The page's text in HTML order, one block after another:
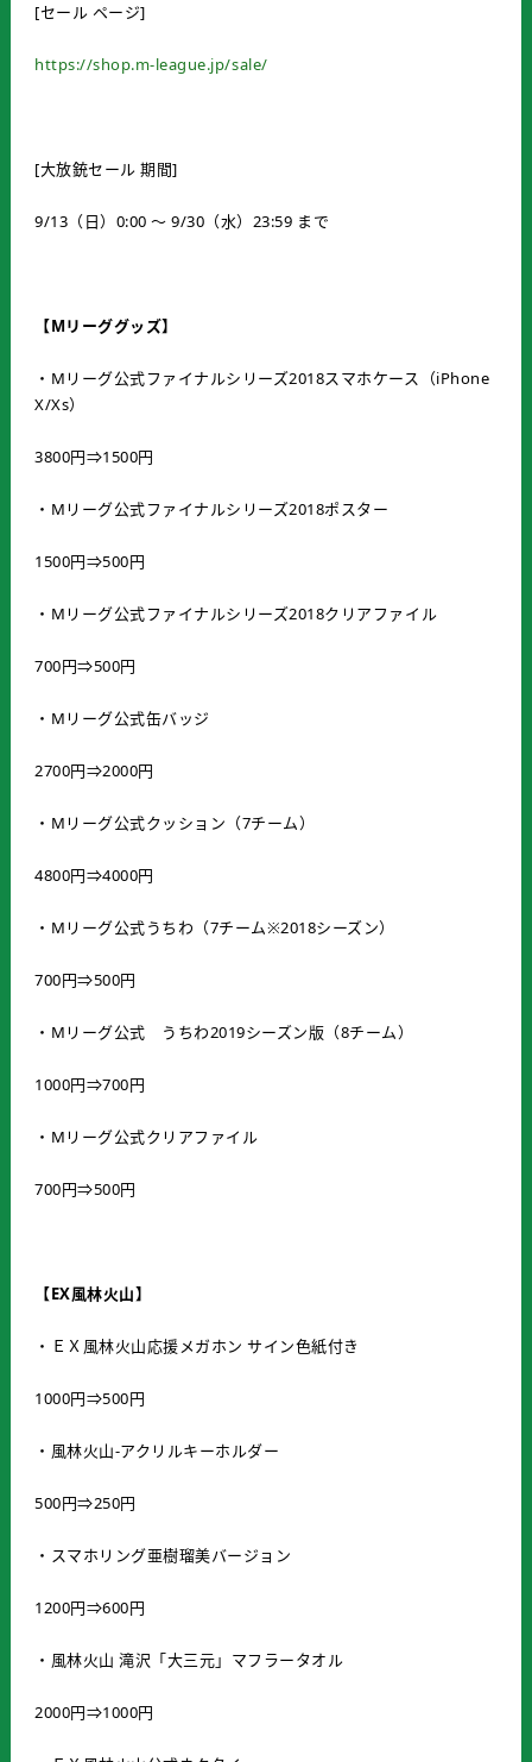
[セール ページ]
https://shop.m-league.jp/sale/
[大放銃セール 期間]
9/13（日）0:00 ～ 9/30（水）23:59 まで
【Mリーググッズ】
・Mリーグ公式ファイナルシリーズ2018スマホケース（iPhone
X/Xs）
3800円⇒1500円
・Mリーグ公式ファイナルシリーズ2018ポスター
1500円⇒500円
・Mリーグ公式ファイナルシリーズ2018クリアファイル
700円⇒500円
・Mリーグ公式缶バッジ
2700円⇒2000円
・Mリーグ公式クッション（7チーム）
4800円⇒4000円
・Mリーグ公式うちわ（7チーム※2018シーズン）
700円⇒500円
・Mリーグ公式 うちわ2019シーズン版（8チーム）
1000円⇒700円
・Mリーグ公式クリアファイル
700円⇒500円
【EX風林火山】
・ＥＸ風林火山応援メガホン サイン色紙付き
1000円⇒500円
・風林火山-アクリルキーホルダー
500円⇒250円
・スマホリング亜樹瑠美バージョン
1200円⇒600円
・風林火山 滝沢「大三元」マフラータオル
2000円⇒1000円